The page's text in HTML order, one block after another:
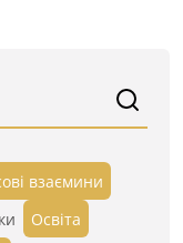
взаємини
Освіта